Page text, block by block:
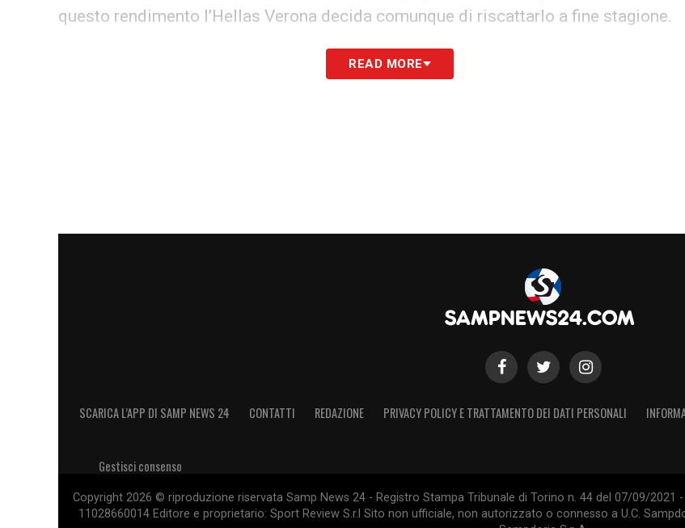
questo rendimento l’Hellas Verona decida comunque di riscattarlo a fine stagione.
LA PLAYLIST DELLE NOSTRE TOP NEWSREAD MORE
SCARICA L’APP DI SAMP NEWS 24 CONTATTI REDAZIONE PRIVACY POLICY E TRATTAMENTO DEI DATI PERSONALI
Gestisci consenso
Copyright 2026 © riproduzione riservata Samp News 24 - Registro Stampa Tribunale di Torino n. 44 del 07/09/2021
11028660014 Editore e proprietario: Sport Review S.r.l Sito non ufficiale, non autorizzato o connesso a U.C.